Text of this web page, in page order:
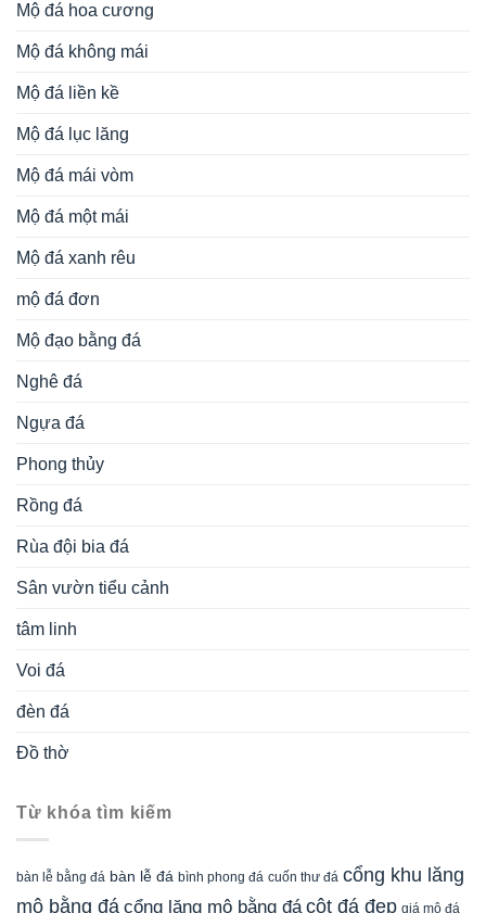
Mộ đá hoa cương
Mộ đá không mái
Mộ đá liền kề
Mộ đá lục lăng
Mộ đá mái vòm
Mộ đá một mái
Mộ đá xanh rêu
mộ đá đơn
Mộ đạo bằng đá
Nghê đá
Ngựa đá
Phong thủy
Rồng đá
Rùa đội bia đá
Sân vườn tiểu cảnh
tâm linh
Voi đá
đèn đá
Đồ thờ
Từ khóa tìm kiếm
bàn lễ bằng đá bàn lễ đá bình phong đá cuốn thư đá cổng khu lăng
mộ bằng đá cổng lăng mộ bằng đá cột đá đẹp giá mộ đá